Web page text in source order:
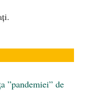
”pandemiei” de